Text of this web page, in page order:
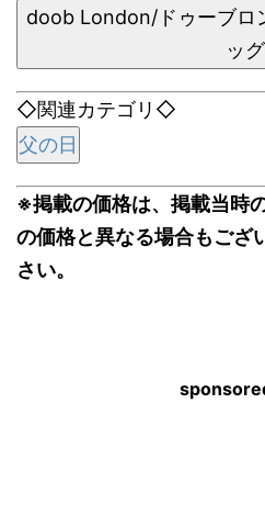
doob London/ドゥーブロ
ッグ
◇関連カテゴリ◇
父の日
※掲載の価格は、掲載当時
の価格と異なる場合もござ
さい。